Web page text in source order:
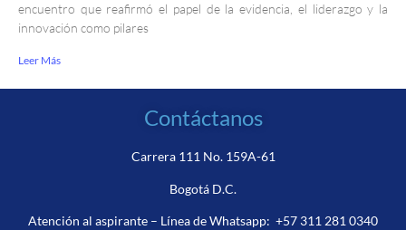
encuentro que reafirmó el papel de la evidencia, el liderazgo y la
innovación como pilares
Leer Más
Contáctanos
Carrera 111 No. 159A-61
Bogotá D.C.
Atención al aspirante – Línea de Whatsapp: +57 311 281 0340